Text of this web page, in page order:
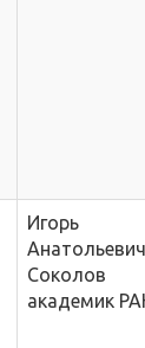
Игорь
Анатольевич
Соколов
академик